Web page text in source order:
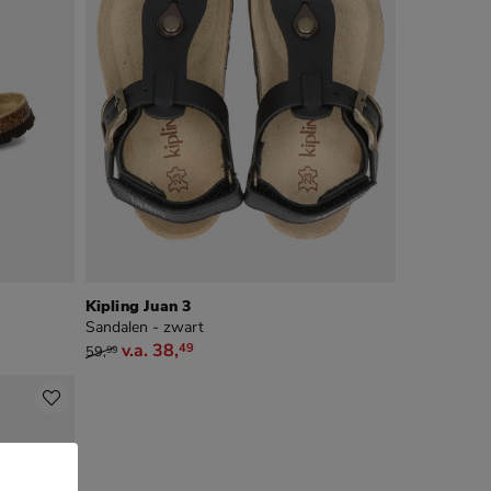
Kipling Juan 3
Sandalen - zwart
van € 59,99 vanaf € 38,49
59,99 v.a. 38,49